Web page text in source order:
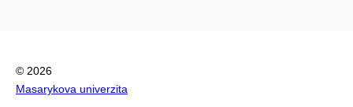
© 2026
Masarykova univerzita